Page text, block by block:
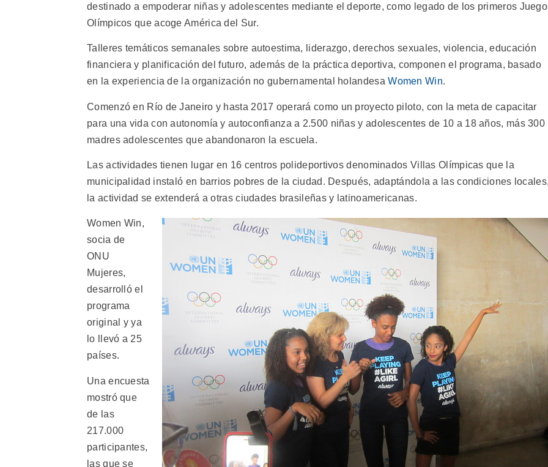
destinado a empoderar niñas y adolescentes mediante el deporte, como legado de los primeros
Olímpicos que acoge América del Sur.
Talleres temáticos semanales sobre autoestima, liderazgo, derechos sexuales, violencia, educación
financiera y planificación del futuro, además de la práctica deportiva, componen el programa, basado
en la experiencia de la organización no gubernamental holandesaWomen Win.
Comenzó en Río de Janeiro y hasta 2017 operará como un proyecto piloto, con la meta de capacitar
para una vida con autonomía y autoconfianza a 2.500 niñas y adolescentes de 10 a 18 años, más 300
madres adolescentes que abandonaron la escuela.
Las actividades tienen lugar en 16 centros polideportivos denominados Villas Olímpicas que la
municipalidad instaló en barrios pobres de la ciudad. Después, adaptándola a las condiciones
la actividad se extenderá a otras ciudades brasileñas y latinoamericanas.
Women Win,
socia de
ONU
Mujeres,
desarrolló el
programa
original y ya
lo llevó a 25
países.
Una encuesta
mostró que
de las
217.000
participantes,
las que se